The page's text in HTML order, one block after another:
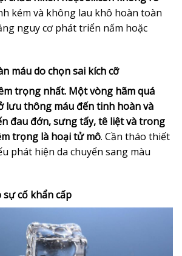
kém và không lau khô hoàn toàn
nguy cơ phát triển nấm hoặc
máu do chọn sai kích cỡ
trọng nhất. Một vòng hãm quá
lưu thông máu đến tinh hoàn và
đau đớn, sưng tấy, tê liệt và trong
trọng là hoại tử mô. Cần tháo thiết
phát hiện da chuyển sang màu
sự cố khẩn cấp